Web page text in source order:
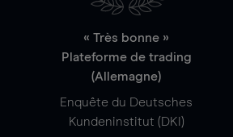
« Très bonne »
Plateforme de trading
(Allemagne)
Enquête du Deutsches
Kundeninstitut (DKI)